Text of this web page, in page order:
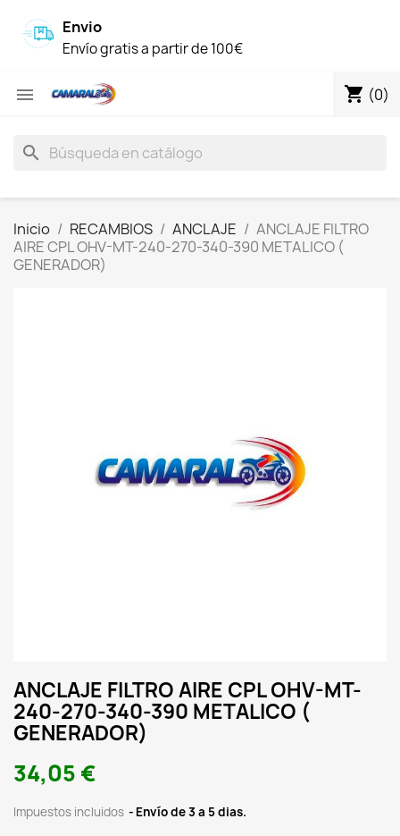
Envio
Envío gratis a partir de 100€
 shopping_cart (0)
search
Inicio RECAMBIOS ANCLAJE
ANCLAJE FILTRO
AIRE CPL OHV-MT-240-270-340-390 METALICO (
GENERADOR)
ANCLAJE FILTRO AIRE CPL OHV-MT-
240-270-340-390 METALICO (
GENERADOR)
34,05 €
Impuestos incluidos Envío de 3 a 5 dias.